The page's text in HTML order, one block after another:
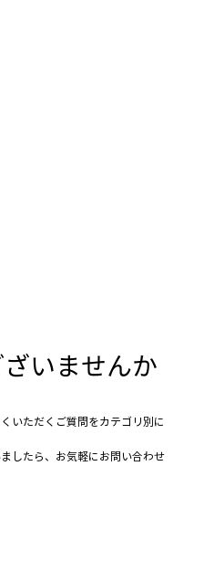
いませんか
いただくご質問をカテゴリ別に
したら、お気軽にお問い合わせ